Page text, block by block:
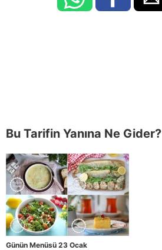
Bu Tarifin Yanına Ne Gider?
Günün Menüsü 23 Ocak